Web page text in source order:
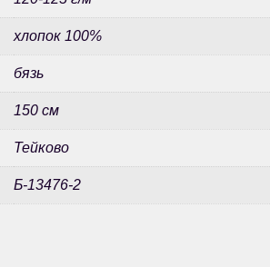
хлопок 100%
бязь
150 см
Тейково
Б-13476-2